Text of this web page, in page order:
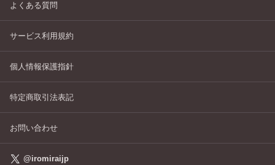
よくある質問
サービス利用規約
個人情報保護指針
特定商取引法表記
お問い合わせ
@iromiraijp